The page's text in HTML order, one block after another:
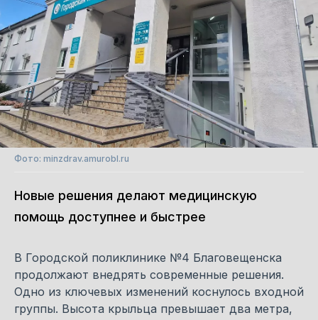
Фото: minzdrav.amurobl.ru
Новые решения делают медицинскую
помощь доступнее и быстрее
В Городской поликлинике №4 Благовещенска
продолжают внедрять современные решения.
Одно из ключевых изменений коснулось входной
группы. Высота крыльца превышает два метра,